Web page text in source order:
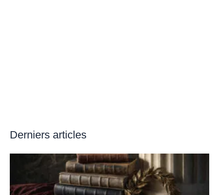
Derniers articles